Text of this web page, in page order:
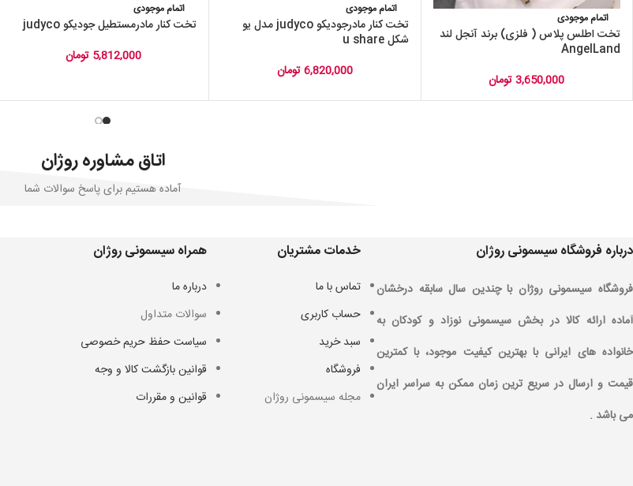
اتمام موجودی
تخت اطلس پلاس ( فلزی) برند آنجل لند
AngelLand
3,650,000 تومان
اتمام موجودی
تخت کنار مادرجودیکو judyco مدل یو
شکل u share
6,820,000تومان
اتمام موجودی
تخت کنار مادرمستطیل جودیکو judyco
5,812,000 تومان
اتاق مشاوره روژان
آماده هستیم برای پاسخ سوالات شما
درباره فروشگاه سیسمونی روژان
فروشگاه سیسمونی روژان با چندین سال سابقه درخشان
آماده ارائه کالا در بخش سیسمونی نوزاد و کودکان به
خانواده های ایرانی با بهترین کیفیت موجود، با کمترین
قیمت و ارسال در سریع ترین زمان ممکن به سراسر ایران
می باشد .
خدمات مشتریان
تماس با ما
حساب کاربری
سبد خرید
فروشگاه
مجله سیسمونی روژان
همراه سیسمونی روژان
درباره ما
سوالات متداول
سیاست حفظ حریم خصوصی
قوانین بازگشت کالا و وجه
قوانین و مقررات